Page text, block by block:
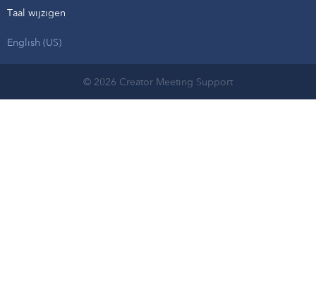
Taal wijzigen
English (US)
© 2026 Creator Meeting Support